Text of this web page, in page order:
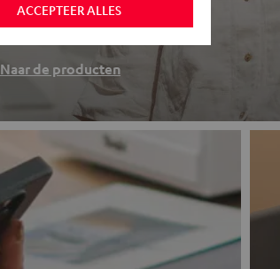
Teufel sound to go
Naar de producten
ACCEPTEER ALLES